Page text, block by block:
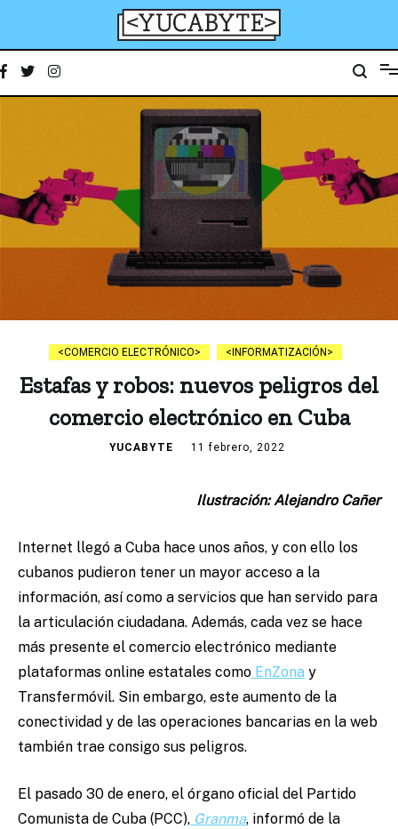
YucaByte
COMERCIO ELECTRÓNICO INFORMATIZACIÓN
Estafas y robos: nuevos peligros del
comercio electrónico en Cuba
YUCABYTE 11 febrero, 2022
Ilustración: Alejandro Cañer
Internet llegó a Cuba hace unos años, y con ello los
cubanos pudieron tener un mayor acceso a la
información, así como a servicios que han servido para
la articulación ciudadana. Además, cada vez se hace
más presente el comercio electrónico mediante
plataformas online estatales como EnZona y
Transfermóvil. Sin embargo, este aumento de la
conectividad y de las operaciones bancarias en la web
también trae consigo sus peligros.
El pasado 30 de enero, el órgano oficial del Partido
Comunista de Cuba (PCC), Granma, informó de la